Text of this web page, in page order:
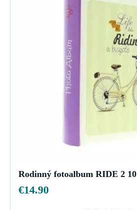
Rodinný fotoalbum RIDE 2
€14.90